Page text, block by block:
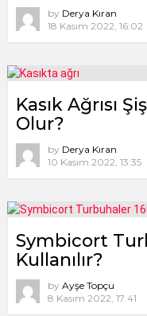
by Derya Kıran
18 Kasım 2022, 16:02
Kasık Ağrısı
Olur?
by Derya Kıran
10 Kasım 2022, 13:35
Symbicort
Kullanılır?
by Ayşe Topçu
8 Kasım 2022, 17:41